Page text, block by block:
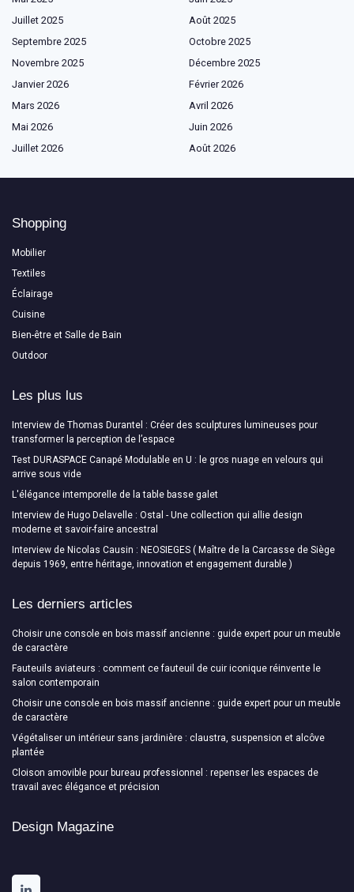
Juillet 2025
Août 2025
Septembre 2025
Octobre 2025
Novembre 2025
Décembre 2025
Janvier 2026
Février 2026
Mars 2026
Avril 2026
Mai 2026
Juin 2026
Juillet 2026
Août 2026
Shopping
Mobilier
Textiles
Éclairage
Cuisine
Bien-être et Salle de Bain
Outdoor
Les plus lus
Interview de Thomas Durantel : Créer des sculptures lumineuses pour
transformer la perception de l’espace
Test DURASPACE Canapé Modulable en U : le gros nuage en velours qui
arrive sous vide
L'élégance intemporelle de la table basse galet
Interview de Hugo Delavelle : Ostal - Une collection qui allie design
moderne et savoir-faire ancestral
Interview de Nicolas Causin : NEOSIEGES ( Maître de la Carcasse de Siège
depuis 1969, entre héritage, innovation et engagement durable )
Les derniers articles
Choisir une console en bois massif ancienne : guide expert pour un meuble
de caractère
Fauteuils aviateurs : comment ce fauteuil de cuir iconique réinvente le
salon contemporain
Choisir une console en bois massif ancienne : guide expert pour un meuble
de caractère
Végétaliser un intérieur sans jardinière : claustra, suspension et alcôve
plantée
Cloison amovible pour bureau professionnel : repenser les espaces de
travail avec élégance et précision
Design Magazine